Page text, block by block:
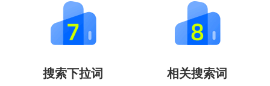
搜索下拉词 相关搜索词